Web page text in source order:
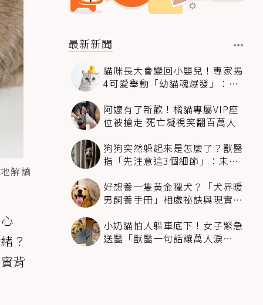
解讀
？
背
最新新聞
貓咪長大會變回小嬰兒！專家揭
4可愛舉動「幼貓魂爆發」：本
阿嬤有了新歡！橘貓專屬VIP座
位被搶走 死亡凝視笑翻百萬人
狗狗突然躲起來是怎麼了？獸醫
指「先注意這3個細節」：未必
好想養一隻黃金獵犬？「犬界暖
男飼養手冊」相處祕訣與現實面
小奶貓怕人躲車底下！女子緊急
送醫「獸醫一句話讓萬人淚